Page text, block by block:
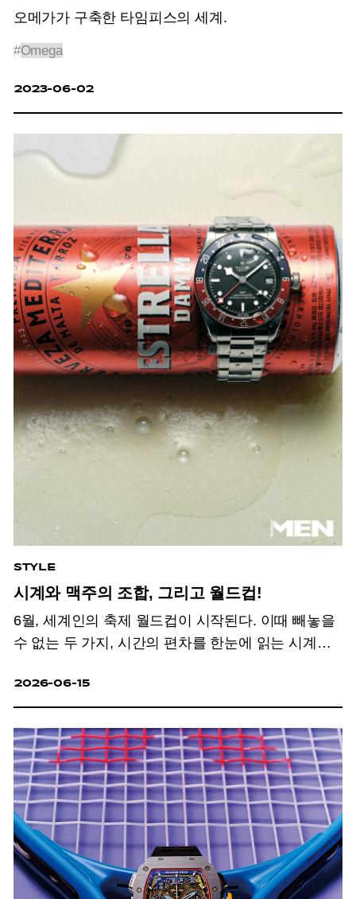
오메가가 구축한 타임피스의 세계.
#Omega
2023-06-02
STYLE
시계와 맥주의 조합, 그리고 월드컵!
6월, 세계인의 축제 월드컵이 시작된다. 이때 빼놓을
수 없는 두 가지, 시간의 편차를 한눈에 읽는 시계와
2026-06-15